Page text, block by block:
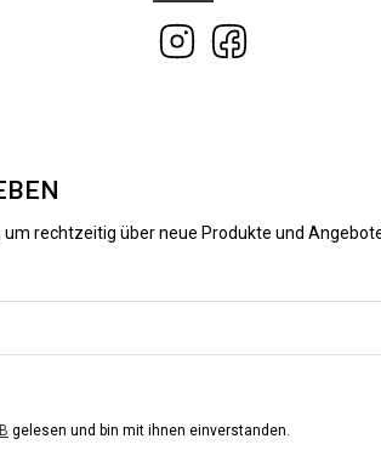
rechtzeitig über neue Produkte und
gelesen und bin mit ihnen einverstanden.